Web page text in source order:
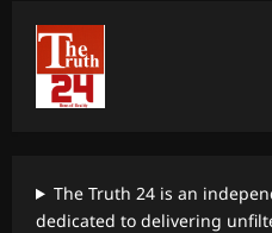
The Truth 24 is an
dedicated to delivering